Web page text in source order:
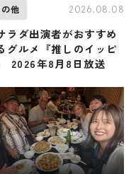
他 2026.08.08
ラダ出演者がおすすめ
グルメ『推しのイッピ
2026年8月8日放送